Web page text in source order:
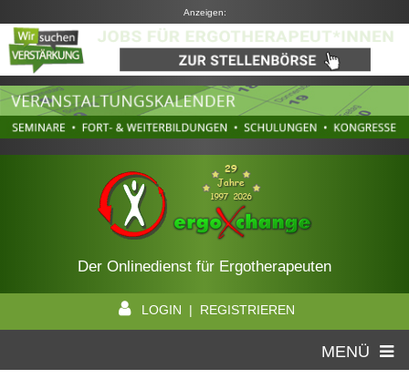
Anzeigen:
Der Onlinedienst für Ergotherapeuten
LOGIN | REGISTRIEREN
MENÜ